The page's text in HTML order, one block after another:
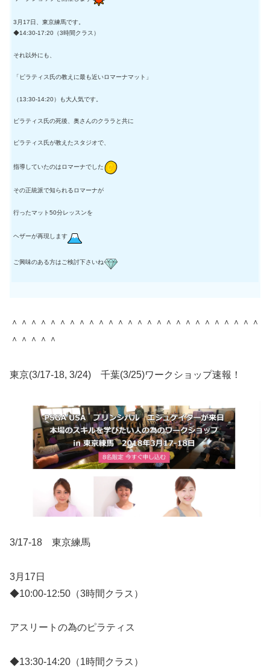
3月17日、東京練馬です。
◆14:30-17:20（3時間クラス）
それ以外にも、
「ピラティス氏の教えに最も近いロマーナマット」
（13:30-14:20）も大人気です。
ピラティス氏の死後、奥さんのクララと共に
ピラティス氏が教えたスタジオで、
指導していたのはロマーナでした
その正統派で知られるロマーナが
行ったマット50分レッスンを
ヘザーが再現します
ご興味のある方はご検討下さいね
＾＾＾＾＾＾＾＾＾＾＾＾＾＾＾＾＾＾＾＾＾＾＾＾＾＾
＾＾＾＾＾
東京(3/17-18, 3/24) 千葉(3/25)ワークショップ速報！
3/17-18 東京練馬
3月17日
◆10:00-12:50（3時間クラス）
アスリートの為のピラティス
◆13:30-14:20（1時間クラス）